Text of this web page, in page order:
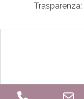
Trasparenza: